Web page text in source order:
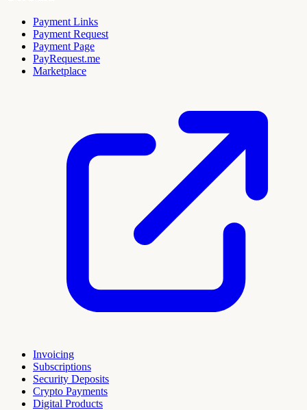
Payment Links
Payment Request
Payment Page
PayRequest.me
Marketplace
Invoicing
Subscriptions
Security Deposits
Crypto Payments
Digital Products